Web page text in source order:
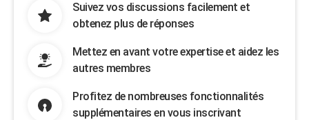
Suivez vos discussions facilement et
obtenez plus de réponses
Mettez en avant votre expertise et aidez les
autres membres
Profitez de nombreuses fonctionnalités
supplémentaires en vous inscrivant